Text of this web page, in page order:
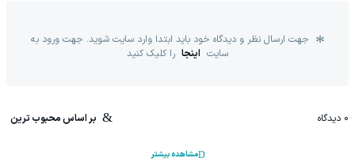
جهت ارسال نظر و دیدگاه خود باید ابتدا وارد سایت شوید. جهت ورود به
سایت اینجا را کلیک کنید
0 دیدگاه بر اساس محبوب ترین
مشاهده بیشتر